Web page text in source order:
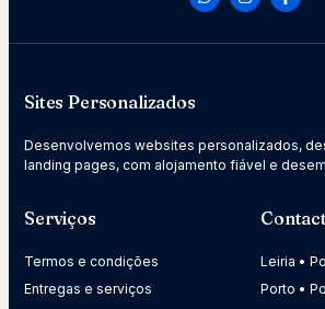
Sites Personalizados
Desenvolvemos websites personalizados,
landing pages, com alojamento fiável e
Serviços
Termos e condições
Entregas e serviços
Leiria •
Porto •